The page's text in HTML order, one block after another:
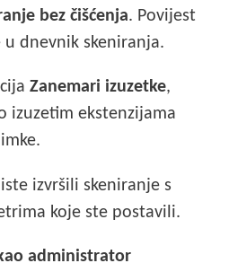
bez čišćenja. Povijest
u dnevnik skeniranja.
Zanemari izuzetke,
izuzetim ekstenzijama
izvršili skeniranje s
koje ste postavili.
administrator